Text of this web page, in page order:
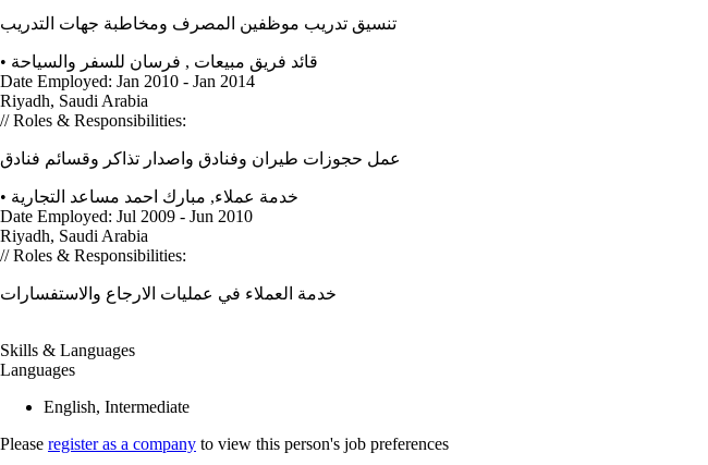
تنسيق تدريب موظفين المصرف ومخاطبة جهات التدريب
• قائد فريق مبيعات , فرسان للسفر والسياحة
Date Employed: Jan 2010 - Jan 2014
Riyadh, Saudi Arabia
// Roles & Responsibilities:
عمل حجوزات طيران وفنادق واصدار تذاكر وقسائم فنادق
• خدمة عملاء, مبارك احمد مساعد التجارية
Date Employed: Jul 2009 - Jun 2010
Riyadh, Saudi Arabia
// Roles & Responsibilities:
خدمة العملاء في عمليات الارجاع والاستفسارات
Skills & Languages
Languages
English, Intermediate
Please register as a company to view this person's job preferences